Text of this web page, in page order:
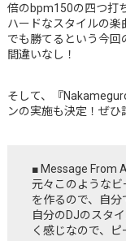
倍のbpm150の四つ打
ハードなスタイルの楽
でも勝てるという今回
間違いなし！
そして、『
ンの実施も決定！ぜひ
■ Message From
元々このような
を作るので、⾃分
⾃分のDJのスタ
く感じなので、ピ